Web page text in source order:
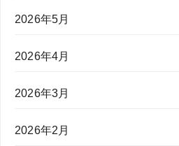
2026年5月
2026年4月
2026年3月
2026年2月